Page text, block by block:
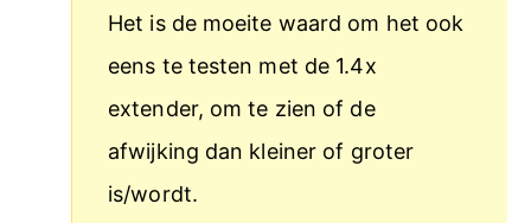
Het is de moeite waard om het ook
eens te testen met de 1.4x
extender, om te zien of de
afwijking dan kleiner of groter
is/wordt.